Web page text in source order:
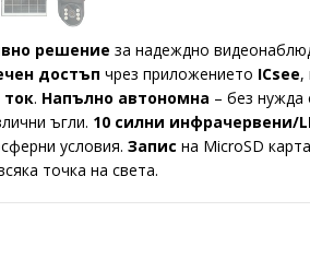
решение за надеждно
достъп чрез приложението ICsee,
ток. Напълно автономна – без нужда
ъгли. 10 силни инфрачервени/
условия. Запис на MicroSD
точка на света.